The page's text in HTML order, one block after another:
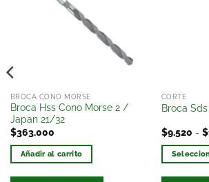
deseos
BROCA CONO MORSE
Broca Hss Cono Morse 2 /
Japan 21/32
$363.000
Añadir al carrito
CORTE
Broca
$9.520 - $